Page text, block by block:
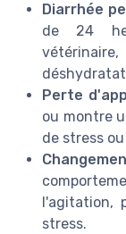
Diarrhée
de 24
Perte
ou montre
de stress
l'agitation,
stress.